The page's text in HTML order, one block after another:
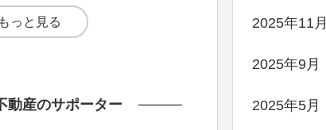
もっと見る
動産のサポーター
2025年11月
2025年9月
2025年5月